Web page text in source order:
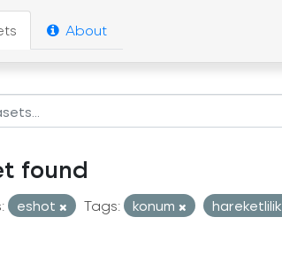
About
found
eshot Tags: konum hareketlilik